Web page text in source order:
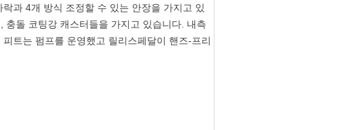
과 4개 방식 조정할 수 있는 안장을 가지고 있
돌 코팅강 캐스터들을 가지고 있습니다. 내측
트는 펌프를 운영했고 릴리스페달이 핸즈-프리